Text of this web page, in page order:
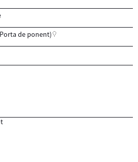
de ponent)